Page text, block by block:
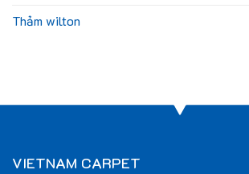
Thảm wilton
VIETNAM CARPET